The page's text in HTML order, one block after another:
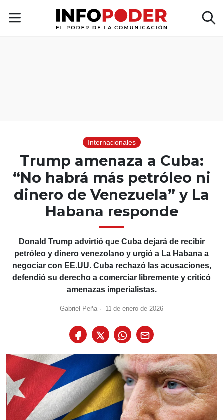
Internacionales
Trump amenaza a Cuba:
“No habrá más petróleo ni
dinero de Venezuela” y La
Habana responde
Donald Trump advirtió que Cuba dejará de recibir
petróleo y dinero venezolano y urgió a La Habana a
negociar con EE.UU. Cuba rechazó las acusaciones,
defendió su derecho a comerciar libremente y criticó
amenazas imperialistas.
Gabriel Peña · 11 de enero de 2026